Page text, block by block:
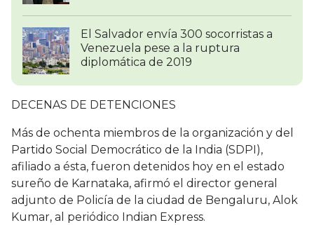
El Salvador envía 300 socorristas a
Venezuela pese a la ruptura
diplomática de 2019
DECENAS DE DETENCIONES
Más de ochenta miembros de la organización y del
Partido Social Democrático de la India (SDPI),
afiliado a ésta, fueron detenidos hoy en el estado
sureño de Karnataka, afirmó el director general
adjunto de Policía de la ciudad de Bengaluru, Alok
Kumar, al periódico Indian Express.